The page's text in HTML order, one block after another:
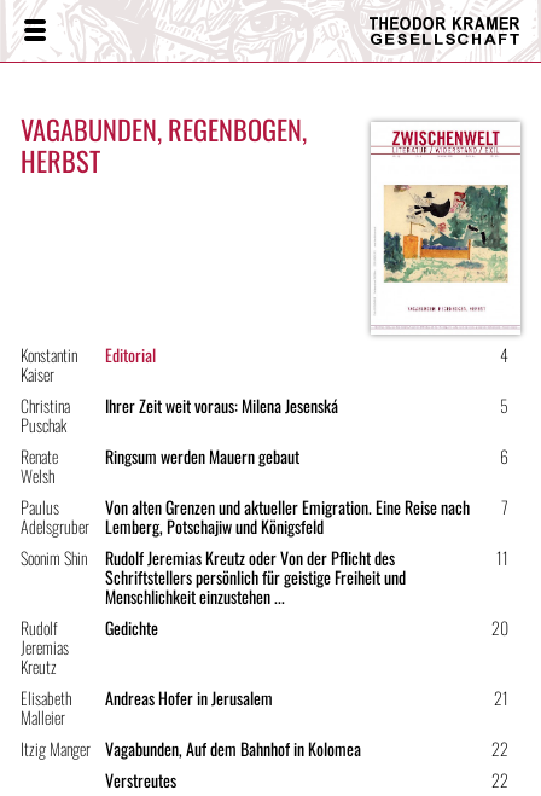
Theodor
Kramer
Menü
VAGABUNDEN, REGENBOGEN,
HERBST
Konstantin
Kaiser
Editorial
4
Christina
Puschak
Ihrer Zeit weit voraus: Milena Jesenská
5
Renate
Welsh
Ringsum werden Mauern gebaut
6
Paulus
Adelsgruber
Von alten Grenzen und aktueller Emigration. Eine Reise nach
Lemberg, Potschajiw und Königsfeld
7
Soonim Shin
Rudolf Jeremias Kreutz oder Von der Pflicht des
Schriftstellers persönlich für geistige Freiheit und
Menschlichkeit einzustehen ...
11
Rudolf
Jeremias
Kreutz
Gedichte 20
Elisabeth
Malleier
Andreas Hofer in Jerusalem
21
Itzig Manger Vagabunden, Auf dem Bahnhof in Kolomea
22
Verstreutes
22